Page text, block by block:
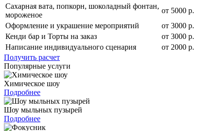
Сахарная вата, попкорн, шоколадный фонтан,
мороженое
от 5000 р.
Оформление и украшение мероприятий
от 3000 р.
Кенди бар и Торты на заказ
от 3000 р.
Написание индивидуального сценария
от 2000 р.
Получить расчет
Популярные услуги
Химическое шоу
Подробнее
Шоу мыльных пузырей
Подробнее